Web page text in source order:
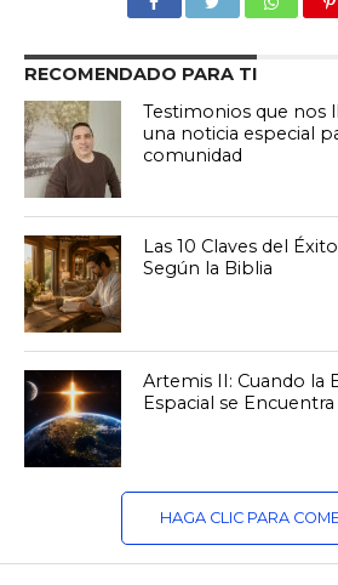
RECOMENDADO PARA TI
Testimonios que nos
una noticia especial
comunidad
Las 10 Claves del
Según la Biblia
Artemis II: Cuando la
Espacial se
HAGA CLIC PARA